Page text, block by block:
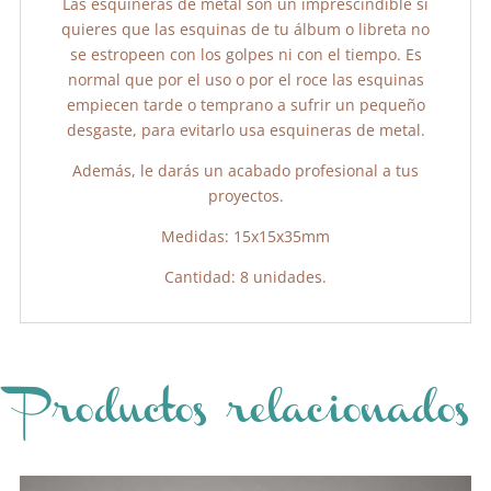
quieres que las esquinas de tu álbum o libreta no
se estropeen con los golpes ni con el tiempo. Es
normal que por el uso o por el roce las esquinas
empiecen tarde o temprano a sufrir un pequeño
desgaste, para evitarlo usa esquineras de metal.
Además, le darás un acabado profesional a tus
proyectos.
Medidas: 15x15x35mm
Cantidad: 8 unidades.
Productos relacionados